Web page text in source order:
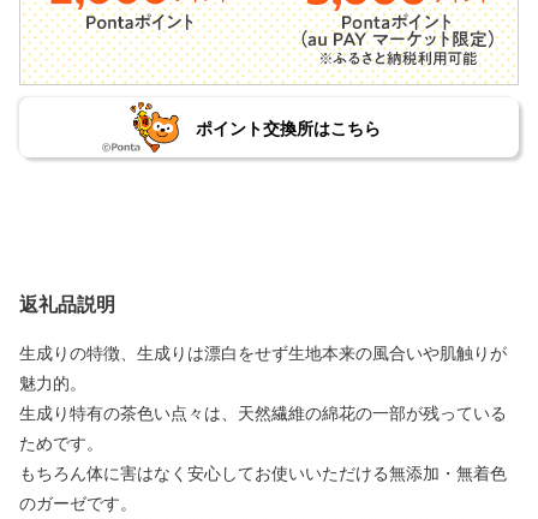
ポイント交換所はこちら
返礼品説明
生成りの特徴、生成りは漂白をせず生地本来の風合いや肌触りが
魅力的。
生成り特有の茶色い点々は、天然繊維の綿花の一部が残っている
ためです。
もちろん体に害はなく安心してお使いいただける無添加・無着色
のガーゼです。